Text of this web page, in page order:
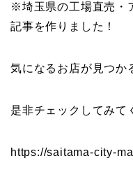
※埼玉県の工場直売・
記事を作りました！
気になるお店が見つ
是非チェックしてみて
https://saitama-city-